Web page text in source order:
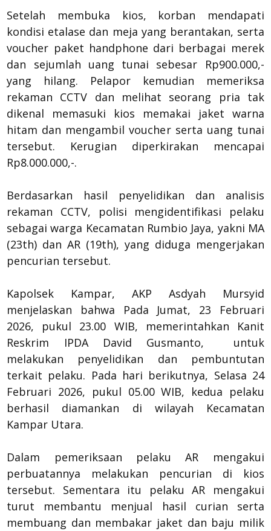
Setelah membuka kios, korban mendapati
kondisi etalase dan meja yang berantakan, serta
voucher paket handphone dari berbagai merek
dan sejumlah uang tunai sebesar Rp900.000,-
yang hilang. Pelapor kemudian memeriksa
rekaman CCTV dan melihat seorang pria tak
dikenal memasuki kios memakai jaket warna
hitam dan mengambil voucher serta uang tunai
tersebut. Kerugian diperkirakan mencapai
Rp8.000.000,-.
Berdasarkan hasil penyelidikan dan analisis
rekaman CCTV, polisi mengidentifikasi pelaku
sebagai warga Kecamatan Rumbio Jaya, yakni MA
(23th) dan AR (19th), yang diduga mengerjakan
pencurian tersebut.
Kapolsek Kampar, AKP Asdyah Mursyid
menjelaskan bahwa Pada Jumat, 23 Februari
2026, pukul 23.00 WIB, memerintahkan Kanit
Reskrim IPDA David Gusmanto, untuk
melakukan penyelidikan dan pembuntutan
terkait pelaku. Pada hari berikutnya, Selasa 24
Februari 2026, pukul 05.00 WIB, kedua pelaku
berhasil diamankan di wilayah Kecamatan
Kampar Utara.
Dalam pemeriksaan pelaku AR mengakui
perbuatannya melakukan pencurian di kios
tersebut. Sementara itu pelaku AR mengakui
turut membantu menjual hasil curian serta
membuang dan membakar jaket dan baju milik